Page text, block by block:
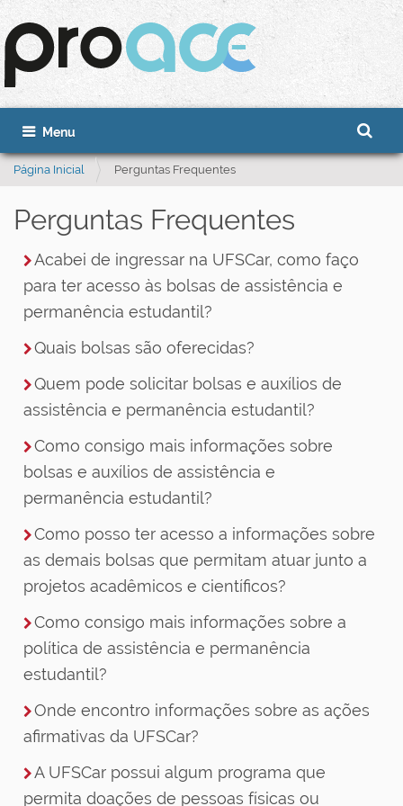
Busca
Busca
Toggle navigation
Página Inicial Perguntas Frequentes
Perguntas Frequentes
Acabei de ingressar na UFSCar, como faço
para ter acesso às bolsas de assistência e
permanência estudantil?
Quais bolsas são oferecidas?
Quem pode solicitar bolsas e auxílios de
assistência e permanência estudantil?
Como consigo mais informações sobre
bolsas e auxílios de assistência e
permanência estudantil?
Como posso ter acesso a informações sobre
as demais bolsas que permitam atuar junto a
projetos acadêmicos e científicos?
Como consigo mais informações sobre a
política de assistência e permanência
estudantil?
Onde encontro informações sobre as ações
afirmativas da UFSCar?
A UFSCar possui algum programa que
permita doações de pessoas físicas ou